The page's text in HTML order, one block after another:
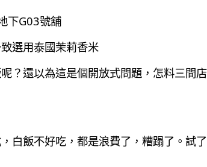
下G03號舖
選用泰國茉莉香米
？還以為這是個開放式問題，怎料三間
白飯不好吃，都是浪費了，糟蹋了。試